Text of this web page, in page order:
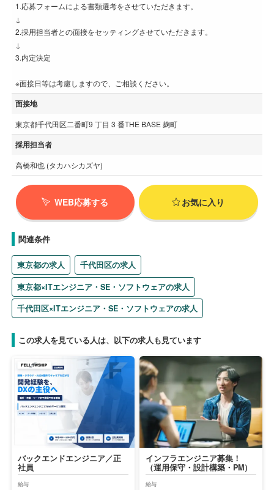
1.応募フォームによる書類選考をさせていただきます。
↓
2.採用担当者との面接をセッティングさせていただきます。
↓
3.内定決定
※面接日等は考慮しますので、ご相談ください。
面接地
東京都千代田区二番町9 丁目 3 番THE BASE 麹町
採用担当者
高橋和也 (タカハシカズヤ)
WEB応募する お気に入り
関連条件
東京都の求人
千代田区の求人
東京都×ITエンジニア・SE・ソフトウェアの求人
千代田区×ITエンジニア・SE・ソフトウェアの求人
この求人を見ている人は、以下の求人も見ています
バックエンドエンジニア／正
社員
給与
インフラエンジニア募集！
（運用保守・設計構築・PM）
給与